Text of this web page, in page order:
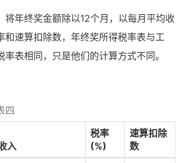
将年终奖金额除以12个月，以每月平均收
和速算扣除数，年终奖所得税率表与工
率表相同，只是他们的计算方式不同。
四
入
税率
(%)
速算扣除
数